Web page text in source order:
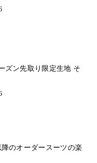
ズン先取り限定生地 そ
降のオーダースーツの楽